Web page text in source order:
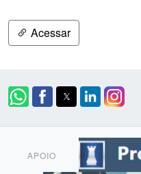
Acessar
APOIO